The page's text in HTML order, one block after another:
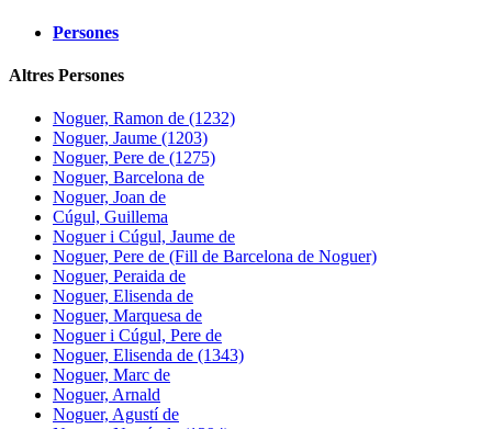
Persones
Altres Persones
Noguer, Ramon de (1232)
Noguer, Jaume (1203)
Noguer, Pere de (1275)
Noguer, Barcelona de
Noguer, Joan de
Cúgul, Guillema
Noguer i Cúgul, Jaume de
Noguer, Pere de (Fill de Barcelona de Noguer)
Noguer, Peraida de
Noguer, Elisenda de
Noguer, Marquesa de
Noguer i Cúgul, Pere de
Noguer, Elisenda de (1343)
Noguer, Marc de
Noguer, Arnald
Noguer, Agustí de